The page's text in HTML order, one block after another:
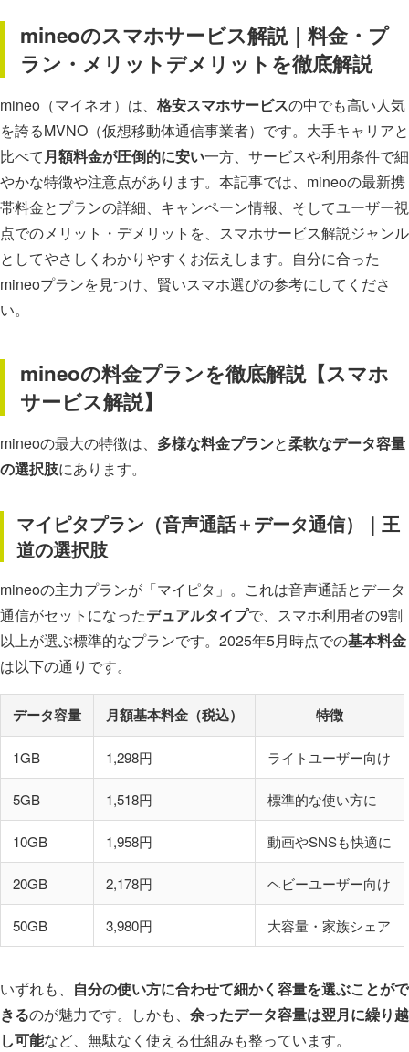
mineoのスマホサービス解説｜料金・プ
ラン・メリットデメリットを徹底解説
mineo（マイネオ）は、 格安スマホサービスの中でも高い人気
を誇るMVNO（仮想移動体通信事業者）です。大手キャリアと
比べて月額料金が圧倒的に安い一方、サービスや利用条件で細
やかな特徴や注意点があります。本記事では、mineoの最新携
帯料金とプランの詳細、キャンペーン情報、そしてユーザー視
点でのメリット・デメリットを、スマホサービス解説ジャンル
としてやさしくわかりやすくお伝えします。自分に合った
mineoプランを見つけ、賢いスマホ選びの参考にしてくださ
い。
mineoの料金プランを徹底解説【スマホ
サービス解説】
mineoの最大の特徴は、 多様な料金プランと柔軟なデータ容量
の選択肢にあります。
マイピタプラン（音声通話＋データ通信）｜王
道の選択肢
mineoの主力プランが「マイピタ」。これは音声通話とデータ
通信がセットになったデュアルタイプで、スマホ利用者の9割
以上が選ぶ標準的なプランです。2025年5月時点での基本料金
は以下の通りです。
データ容量 月額基本料金（税込） 特徴
1GB 1,298円 ライトユーザー向け
5GB 1,518円 標準的な使い方に
10GB 1,958円 動画やSNSも快適に
20GB 2,178円 ヘビーユーザー向け
50GB 3,980円 大容量・家族シェア
いずれも、 自分の使い方に合わせて細かく容量を選ぶことがで
きるのが魅力です。しかも、 余ったデータ容量は翌月に繰り越
し可能など、無駄なく使える仕組みも整っています。